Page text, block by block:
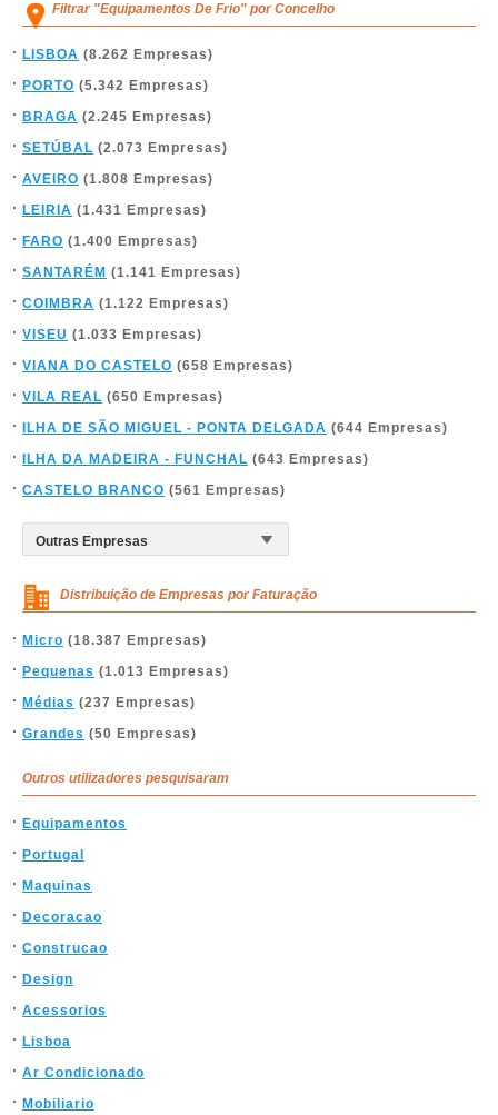
Filtrar "Equipamentos De Frio" por Concelho
LISBOA (8.262 Empresas)
PORTO (5.342 Empresas)
BRAGA (2.245 Empresas)
SETÚBAL (2.073 Empresas)
AVEIRO (1.808 Empresas)
LEIRIA (1.431 Empresas)
FARO (1.400 Empresas)
SANTARÉM (1.141 Empresas)
COIMBRA (1.122 Empresas)
VISEU (1.033 Empresas)
VIANA DO CASTELO (658 Empresas)
VILA REAL (650 Empresas)
ILHA DE SÃO MIGUEL - PONTA DELGADA (644 Empresas)
ILHA DA MADEIRA - FUNCHAL (643 Empresas)
CASTELO BRANCO (561 Empresas)
Distribuição de Empresas por Faturação
Micro (18.387 Empresas)
Pequenas (1.013 Empresas)
Médias (237 Empresas)
Grandes (50 Empresas)
Outros utilizadores pesquisaram
Equipamentos
Portugal
Maquinas
Decoracao
Construcao
Design
Acessorios
Lisboa
Ar Condicionado
Mobiliario